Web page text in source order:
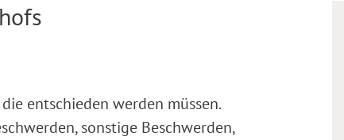
entschieden werden müssen.
sonstige Beschwerden,